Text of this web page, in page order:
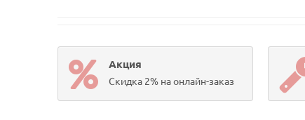
Акция
Скидка 2% на онлайн-заказ